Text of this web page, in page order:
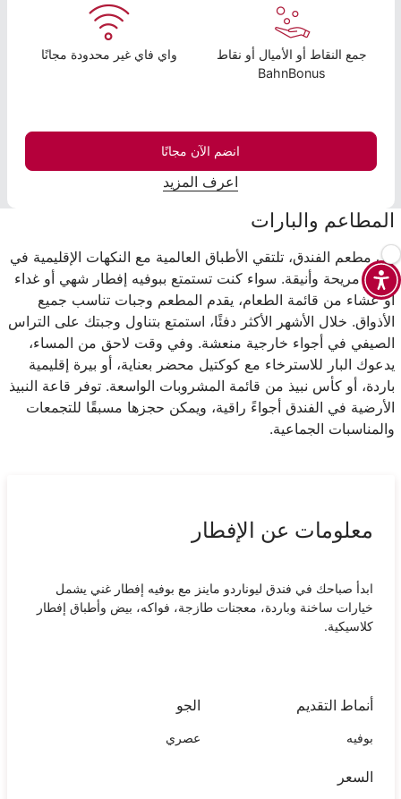
جمع النقاط أو الأميال أو نقاط
BahnBonus
واي فاي غير محدودة مجانًا
انضم الآن مجانًا
اعرف المزيد
المطاعم والبارات
في مطعم الفندق، تلتقي الأطباق العالمية مع النكهات الإقليمية في
أجواء مريحة وأنيقة. سواء كنت تستمتع ببوفيه إفطار شهي أو غداء
أو عشاء من قائمة الطعام، يقدم المطعم وجبات تناسب جميع
الأذواق. خلال الأشهر الأكثر دفئًا، استمتع بتناول وجبتك على التراس
الصيفي في أجواء خارجية منعشة. وفي وقت لاحق من المساء،
يدعوك البار للاسترخاء مع كوكتيل محضر بعناية، أو بيرة إقليمية
باردة، أو كأس نبيذ من قائمة المشروبات الواسعة. توفر قاعة النبيذ
الأرضية في الفندق أجواءً راقية، ويمكن حجزها مسبقًا للتجمعات
والمناسبات الجماعية.
معلومات عن الإفطار
ابدأ صباحك في فندق ليوناردو ماينز مع بوفيه إفطار غني يشمل
خيارات ساخنة وباردة، معجنات طازجة، فواكه، بيض وأطباق إفطار
كلاسيكية.
أنماط التقديم
بوفيه
الجو
عصري
السعر